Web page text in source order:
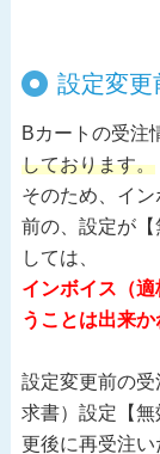
設定変更
Bカートの受注
しております。
そのため、イ
前の、設定が
しては、
インボイス（
うことは出来か
設定変更前の
求書）設定【
更後に再受注い